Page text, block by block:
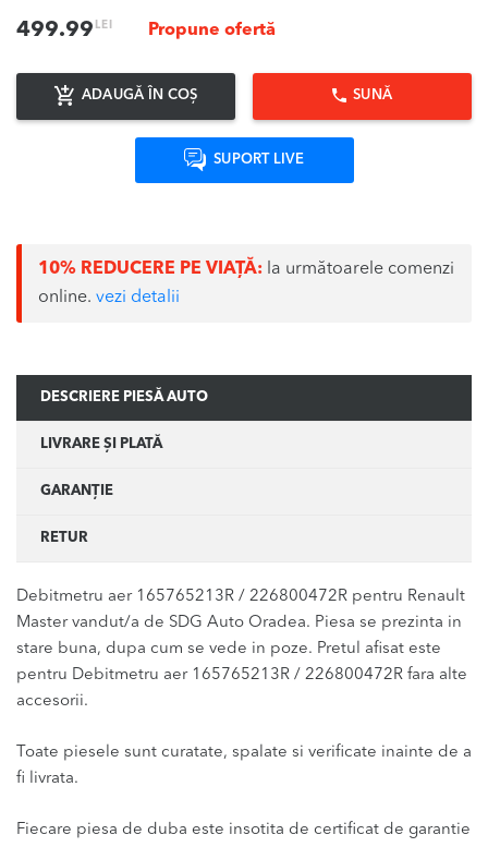
499.99 LEI Propune ofertă
ADAUGĂ ÎN COȘ SUNĂ
SUPORT LIVE
10% REDUCERE PE VIAȚĂ: la următoarele comenzi
online. vezi detalii
DESCRIERE PIESĂ AUTO
LIVRARE ȘI PLATĂ
GARANȚIE
RETUR
Debitmetru aer 165765213R / 226800472R pentru Renault
Master vandut/a de SDG Auto Oradea. Piesa se prezinta in
stare buna, dupa cum se vede in poze. Pretul afisat este
pentru Debitmetru aer 165765213R / 226800472R fara alte
accesorii.
Toate piesele sunt curatate, spalate si verificate inainte de a
fi livrata.
Fiecare piesa de duba este insotita de certificat de garantie